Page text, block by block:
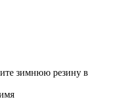
зимнюю резину в